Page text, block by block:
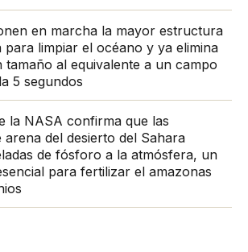
en marcha la mayor estructura
para limpiar el océano y ya elimina
tamaño al equivalente a un campo
5 segundos
la NASA confirma que las
arena del desierto del Sahara
de fósforo a la atmósfera, un
para fertilizar el amazonas